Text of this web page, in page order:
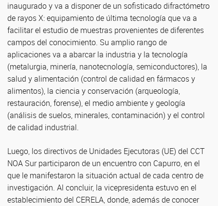
inaugurado y va a disponer de un sofisticado difractómetro
de rayos X: equipamiento de última tecnología que va a
facilitar el estudio de muestras provenientes de diferentes
campos del conocimiento. Su amplio rango de
aplicaciones va a abarcar la industria y la tecnología
(metalurgia, minería, nanotecnología, semiconductores), la
salud y alimentación (control de calidad en fármacos y
alimentos), la ciencia y conservación (arqueología,
restauración, forense), el medio ambiente y geología
(análisis de suelos, minerales, contaminación) y el control
de calidad industrial.
Luego, los directivos de Unidades Ejecutoras (UE) del CCT
NOA Sur participaron de un encuentro con Capurro, en el
que le manifestaron la situación actual de cada centro de
investigación. Al concluir, la vicepresidenta estuvo en el
establecimiento del CERELA, donde, además de conocer